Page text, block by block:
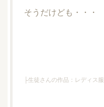
そうだけども・・・
├生徒さんの作品：レディス服